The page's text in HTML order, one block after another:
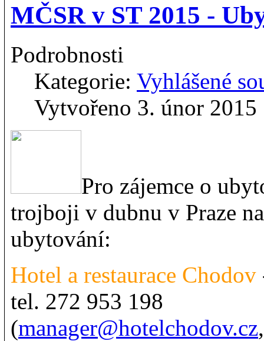
MČSR v ST 2015 -
Podrobnosti
Kategorie: Vyhlášené
Vytvořeno 3. únor 2015
Pro zájemce o
trojboji v dubnu v Praze
ubytování:
Hotel a restaurace Chodov
tel. 272 953 198
(manager@hotelchodov.cz